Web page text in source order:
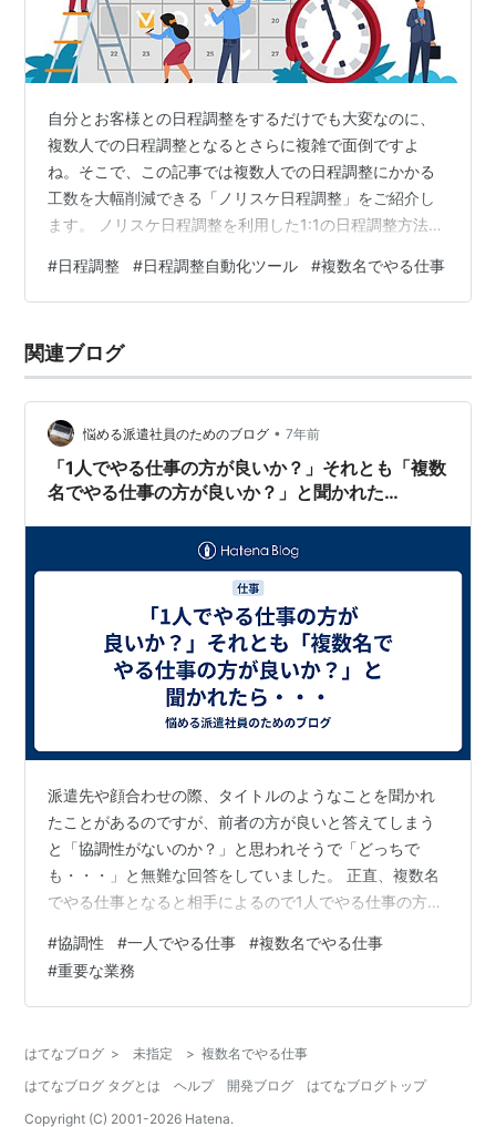
自分とお客様との日程調整をするだけでも大変なのに、
複数人での日程調整となるとさらに複雑で面倒ですよ
ね。そこで、この記事では複数人での日程調整にかかる
工数を大幅削減できる「ノリスケ日程調整」をご紹介し
ます。 ノリスケ日程調整を利用した1:1の日程調整方法は
様と自分、上司、自社エンジニアの4名で打ち合わせをす
る場合、以下のような手順で日程調整をしているのでは
ニアに上司も自分も空いている日程でスケジュール調整
を依頼する 自分、上司、自社エンジニアの3名が都合の
#日程調整 #日程調整自動化ツール #複数名でやる仕事
関連ブログ
悩める派遣社員のためのブログ • 7年前
「1人でやる仕事の方が良いか？」それとも「複数
名でやる仕事の方が良いか？」と聞かれた
派遣先や顔合わせの際、タイトルのようなことを聞かれ
たことがあるのですが、前者の方が良いと答えてしまう
と「協調性がないのか？」と思われそうで「どっちで
も・・・」と無難な回答をしていました。 正直、複数名
でやる仕事となると相手によるので1人でやる仕事の方が
えた方が良いのかな？」と思うようになりました。 それ
はたとえ答えづらい質問であっても正直に答えた方が自
分の好きな仕事をしやすいからです。 そもそも「複数名
ん。 業務、職場によっては一匹狼でやるような仕事もた
くさんあります。 また、その職場にとって…
#協調性 #一人でやる仕事 #複数名でやる仕事
#重要な業務
はてなブログ > 未指定 > 複数名でやる仕事
はてなブログ タグとは
ヘルプ 開発ブログ
はてなブログトップ
Copyright (C) 2001-2026 Hatena.